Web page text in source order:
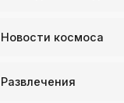
Новости космоса
Развлечения